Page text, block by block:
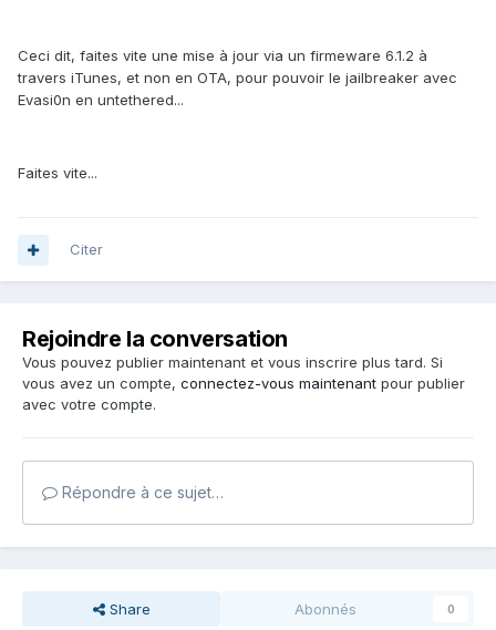
Ceci dit, faites vite une mise à jour via un firmeware 6.1.2 à
travers iTunes, et non en OTA, pour pouvoir le jailbreaker avec
Evasi0n en untethered...
Faites vite...
Citer
Rejoindre la conversation
Vous pouvez publier maintenant et vous inscrire plus tard. Si
vous avez un compte, connectez-vous maintenant pour publier
avec votre compte.
Répondre à ce sujet…
Share Abonnés 0